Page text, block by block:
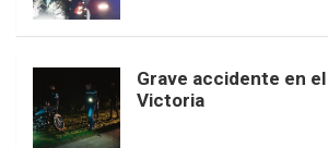
Grave accidente en
Victoria